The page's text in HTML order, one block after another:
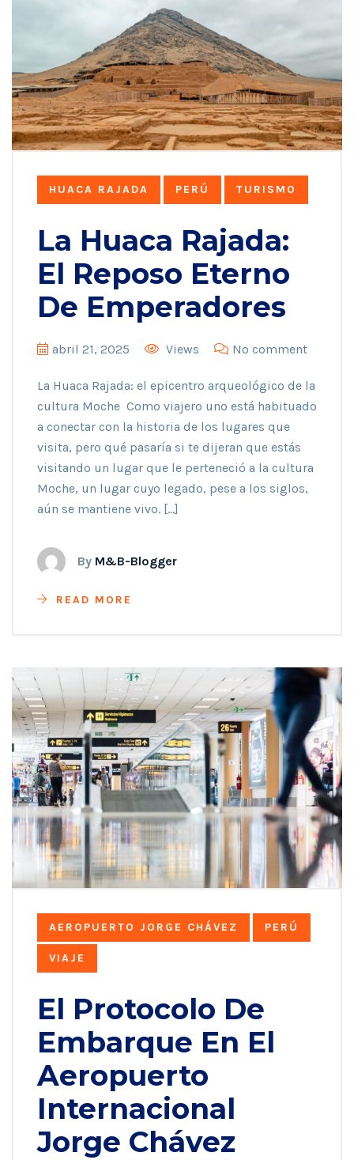
HUACA RAJADA PERÚ TURISMO
La Huaca Rajada:
El Reposo Eterno
De Emperadores
abril 21, 2025 Views No comment
La Huaca Rajada: el epicentro arqueológico de la
cultura Moche Como viajero uno está habituado
a conectar con la historia de los lugares que
visita, pero qué pasaría si te dijeran que estás
visitando un lugar que le perteneció a la cultura
Moche, un lugar cuyo legado, pese a los siglos,
aún se mantiene vivo. […]
By M&B-Blogger
READ MORE
AEROPUERTO JORGE CHÁVEZ PERÚ
VIAJE
El Protocolo De
Embarque En El
Aeropuerto
Internacional
Jorge Chávez